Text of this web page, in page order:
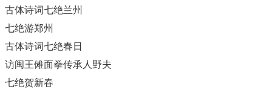
古体诗词七绝兰州
七绝游郑州
古体诗词七绝春日
访闽王傩面拳传承人野夫
七绝贺新春